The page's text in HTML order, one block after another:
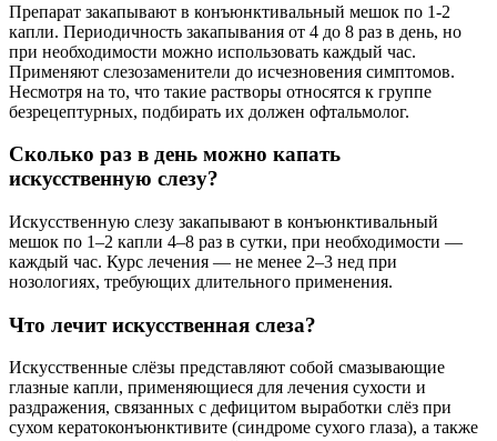
Препарат закапывают в конъюнктивальный мешок по 1-2
капли. Периодичность закапывания от 4 до 8 раз в день, но
при необходимости можно использовать каждый час.
Применяют слезозаменители до исчезновения симптомов.
Несмотря на то, что такие растворы относятся к группе
безрецептурных, подбирать их должен офтальмолог.
Сколько раз в день можно капать
искусственную слезу?
Искусственную слезу закапывают в конъюнктивальный
мешок по 1–2 капли 4–8 раз в сутки, при необходимости —
каждый час. Курс лечения — не менее 2–3 нед при
нозологиях, требующих длительного применения.
Что лечит искусственная слеза?
Искусственные слёзы представляют собой смазывающие
глазные капли, применяющиеся для лечения сухости и
раздражения, связанных с дефицитом выработки слёз при
сухом кератоконъюнктивите (синдроме сухого глаза), а также